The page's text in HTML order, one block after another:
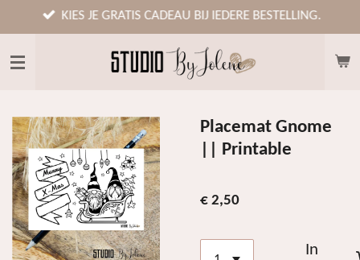
direct
naar
KIES JE GRATIS CADEAU BIJ IEDERE BESTELLING.
Placemat Gnome
|| Printable
€ 2,50
In